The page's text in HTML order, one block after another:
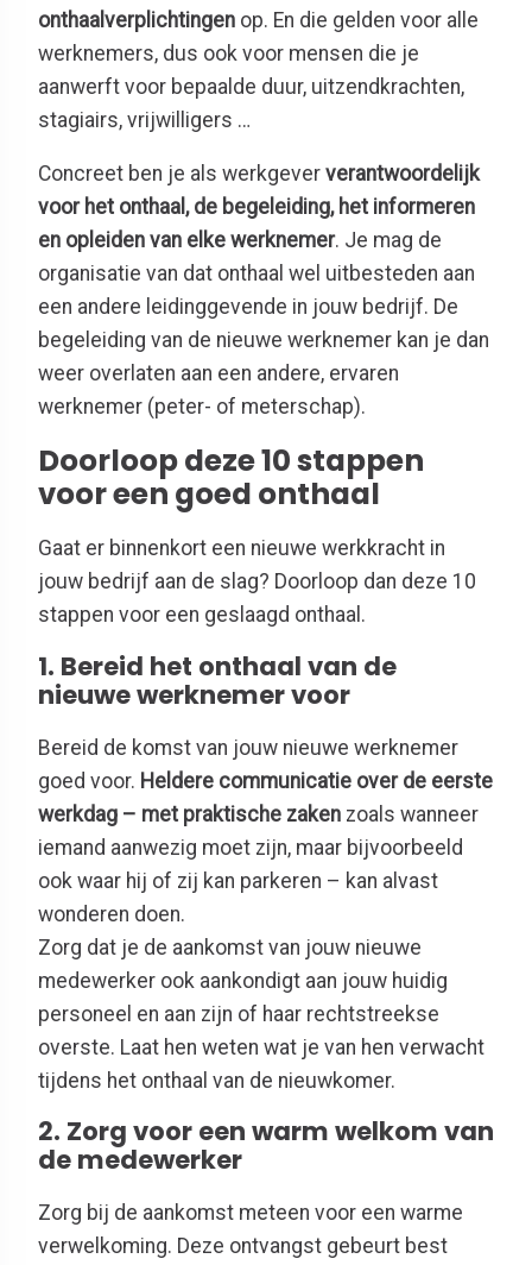
onthaalverplichtingen op. En die gelden voor alle
werknemers, dus ook voor mensen die je
aanwerft voor bepaalde duur, uitzendkrachten,
stagiairs, vrijwilligers …
Concreet ben je als werkgever verantwoordelijk
voor het onthaal, de begeleiding, het informeren
en opleiden van elke werknemer. Je mag de
organisatie van dat onthaal wel uitbesteden aan
een andere leidinggevende in jouw bedrijf. De
begeleiding van de nieuwe werknemer kan je dan
weer overlaten aan een andere, ervaren
werknemer (peter- of meterschap).
Doorloop deze 10 stappen
voor een goed onthaal
Gaat er binnenkort een nieuwe werkkracht in
jouw bedrijf aan de slag? Doorloop dan deze 10
stappen voor een geslaagd onthaal.
1. Bereid het onthaal van de
nieuwe werknemer voor
Bereid de komst van jouw nieuwe werknemer
goed voor. Heldere communicatie over de eerste
werkdag – met praktische zaken zoals wanneer
iemand aanwezig moet zijn, maar bijvoorbeeld
ook waar hij of zij kan parkeren – kan alvast
wonderen doen.
Zorg dat je de aankomst van jouw nieuwe
medewerker ook aankondigt aan jouw huidig
personeel en aan zijn of haar rechtstreekse
overste. Laat hen weten wat je van hen verwacht
tijdens het onthaal van de nieuwkomer.
2. Zorg voor een warm welkom van
de medewerker
Zorg bij de aankomst meteen voor een warme
verwelkoming. Deze ontvangst gebeurt best